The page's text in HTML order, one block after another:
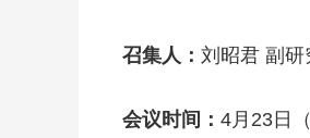
召集人： 刘昭君 副研
会议时间： 4月23日